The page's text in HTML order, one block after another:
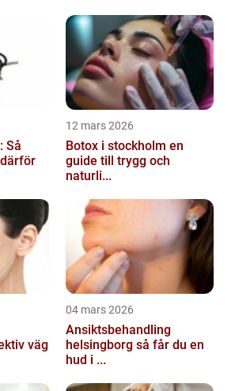
Så
12 mars 2026
Botox i stockholm en
guide till trygg och
naturli...
04 mars 2026
Ansiktsbehandling
helsingborg så får du en
hud i ...